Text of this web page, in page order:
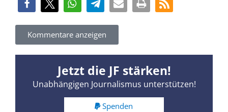
Kommentare anzeigen
Jetzt die JF stärken!
Unabhängigen Journalismus unterstützen!
Spenden